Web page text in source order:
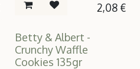
2,08€
Betty & Albert -
Crunchy Waffle
Cookies 135gr